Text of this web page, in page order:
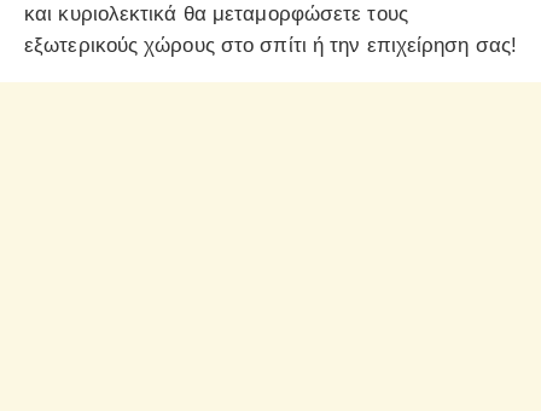
και κυριολεκτικά θα μεταμορφώσετε τους
εξωτερικούς χώρους στο σπίτι ή την επιχείρηση σας!